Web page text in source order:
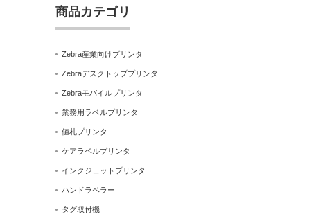
商品カテゴリ
Zebra産業向けプリンタ
Zebraデスクトッププリンタ
Zebraモバイルプリンタ
業務用ラベルプリンタ
値札プリンタ
ケアラベルプリンタ
インクジェットプリンタ
ハンドラベラー
タグ取付機